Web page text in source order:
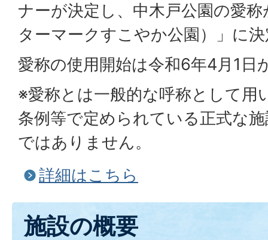
ナーが決定し、中木戸公園の愛
ターマークすこやか公園）」に
愛称の使用開始は令和6年4月1日
※愛称とは一般的な呼称として用
条例等で定められている正式な
ではありません。
詳細はこちら
施設の概要